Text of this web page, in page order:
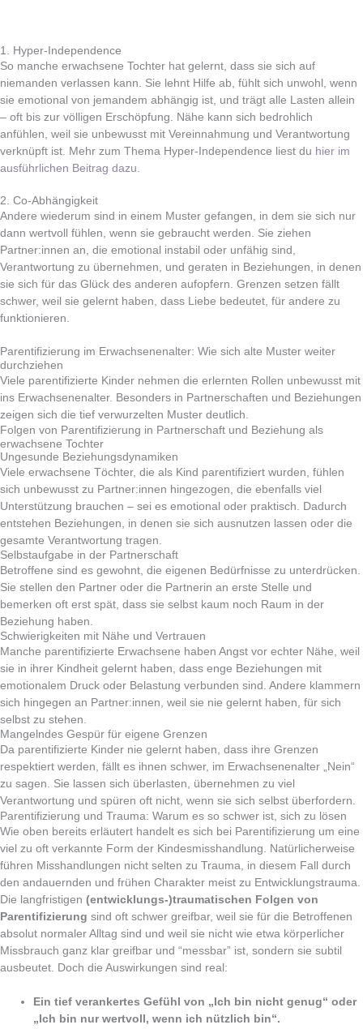
1. Hyper-Independence
So manche erwachsene Tochter hat gelernt, dass sie sich auf
niemanden verlassen kann. Sie lehnt Hilfe ab, fühlt sich unwohl, wenn
sie emotional von jemandem abhängig ist, und trägt alle Lasten allein
– oft bis zur völligen Erschöpfung. Nähe kann sich bedrohlich
anfühlen, weil sie unbewusst mit Vereinnahmung und Verantwortung
verknüpft ist. Mehr zum Thema Hyper-Independence liest du hier im
ausführlichen Beitrag dazu
2. Co-Abhängigkeit
Andere wiederum sind in einem Muster gefangen, in dem sie sich nur
dann wertvoll fühlen, wenn sie gebraucht werden. Sie ziehen
Partner:innen an, die emotional instabil oder unfähig sind,
Verantwortung zu übernehmen, und geraten in Beziehungen, in denen
sie sich für das Glück des anderen aufopfern. Grenzen setzen fällt
schwer, weil sie gelernt haben, dass Liebe bedeutet, für andere zu
funktionieren.
Parentifizierung im Erwachsenenalter: Wie sich alte Muster weiter
durchziehen
Viele parentifizierte Kinder nehmen die erlernten Rollen unbewusst mit
ins Erwachsenenalter. Besonders in Partnerschaften und Beziehungen
zeigen sich die tief verwurzelten Muster deutlich.
Folgen von Parentifizierung in Partnerschaft und Beziehung als
erwachsene Tochter
Ungesunde Beziehungsdynamiken
Viele erwachsene Töchter, die als Kind parentifiziert wurden, fühlen
sich unbewusst zu Partner:innen hingezogen, die ebenfalls viel
Unterstützung brauchen – sei es emotional oder praktisch. Dadurch
entstehen Beziehungen, in denen sie sich ausnutzen lassen oder die
gesamte Verantwortung tragen.
Selbstaufgabe in der Partnerschaft
Betroffene sind es gewohnt, die eigenen Bedürfnisse zu unterdrücken.
Sie stellen den Partner oder die Partnerin an erste Stelle und
bemerken oft erst spät, dass sie selbst kaum noch Raum in der
Beziehung haben.
Schwierigkeiten mit Nähe und Vertrauen
Manche parentifizierte Erwachsene haben Angst vor echter Nähe, weil
sie in ihrer Kindheit gelernt haben, dass enge Beziehungen mit
emotionalem Druck oder Belastung verbunden sind. Andere klammern
sich hingegen an Partner:innen, weil sie nie gelernt haben, für sich
selbst zu stehen.
Mangelndes Gespür für eigene Grenzen
Da parentifizierte Kinder nie gelernt haben, dass ihre Grenzen
respektiert werden, fällt es ihnen schwer, im Erwachsenenalter „Nein“
zu sagen. Sie lassen sich überlasten, übernehmen zu viel
Verantwortung und spüren oft nicht, wenn sie sich selbst überfordern.
Parentifizierung und Trauma: Warum es so schwer ist, sich zu lösen
Wie oben bereits erläutert handelt es sich bei Parentifizierung um eine
viel zu oft verkannte Form der Kindesmisshandlung. Natürlicherweise
führen Misshandlungen nicht selten zu Trauma, in diesem Fall durch
den andauernden und frühen Charakter meist zu Entwicklungstrauma.
Die langfristigen (entwicklungs-)traumatischen Folgen von
Parentifizierung sind oft schwer greifbar, weil sie für die Betroffenen
absolut normaler Alltag sind und weil sie nicht wie etwa körperlicher
Missbrauch ganz klar greifbar und “messbar” ist, sondern sie subtil
ausbeutet. Doch die Auswirkungen sind real:
Ein tief verankertes Gefühl von „Ich bin nicht genug“ oder
„Ich bin nur wertvoll, wenn ich nützlich bin“.